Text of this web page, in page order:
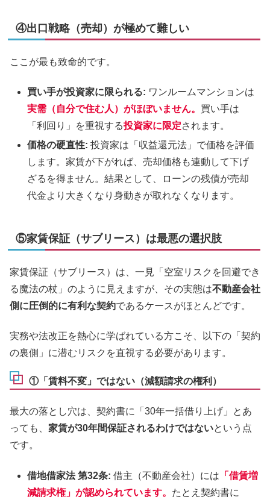
④出口戦略（売却）が極めて難しい
ここが最も致命的です。
買い手が投資家に限られる: ワンルームマンションは
実需（自分で住む人）がほぼいません。 買い手は
「利回り」を重視する投資家に限定されます。
価格の硬直性: 投資家は「収益還元法」で価格を評価
します。家賃が下がれば、売却価格も連動して下げ
ざるを得ません。結果として、ローンの残債が売却
代金より大きくなり身動きが取れなくなります。
⑤家賃保証（サブリース）は最悪の選択肢
家賃保証（サブリース）は、一見「空室リスクを回避でき
る魔法の杖」のように見えますが、その実態は不動産会社
側に圧倒的に有利な契約であるケースがほとんどです。
実務や法改正を熱心に学ばれている方こそ、以下の「契約
の裏側」に潜むリスクを直視する必要があります。
①「賃料不変」ではない（減額請求の権利）
最大の落とし穴は、契約書に「30年一括借り上げ」とあ
っても、 家賃が30年間保証されるわけではないという点
です。
借地借家法 第32条: 借主（不動産会社）には 「借賃増
減請求権」が認められています。 たとえ契約書に